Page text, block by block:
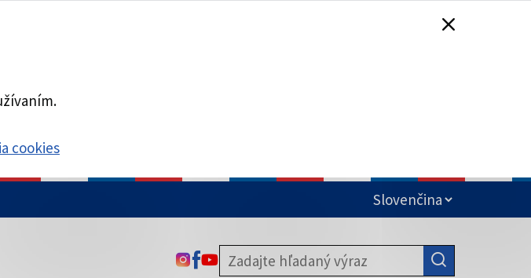
cookies
Táto stránka je zabezpečená
ODKAZ SA OTVORÍ NA NOVEJ KARTE
ODKAZ SA OTVORÍ NA NOVEJ KARTE
ODKAZ SA OTVORÍ NA NOVEJ KARTE